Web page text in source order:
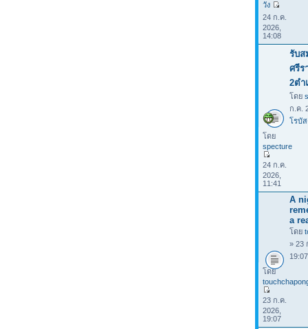
วัง
24 ก.ค.
2026,
14:08
รับส
ศรีร
2ตำ
โดย
ก.ค.
โรบั
โดย
specture
24 ก.ค.
2026,
11:41
A
a
โดย
» 23
โดย
23 ก.ค.
2026,
19:07